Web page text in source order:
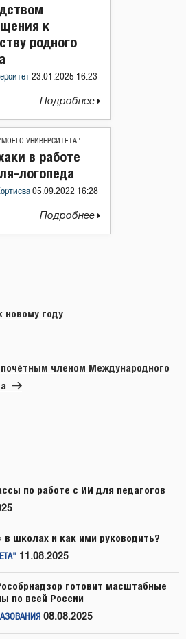
к
родного
23.01.2025 16:23
Подробнее
УНИВЕРСИТЕТА"
в работе
логопеда
05.09.2022 16:28
Подробнее
новому году
членом Международного
по работе с ИИ для педагогов
в школах и как ими руководить?
11.08.2025
готовит масштабные
по всей России
08.08.2025